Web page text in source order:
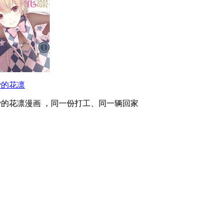
花凛
花凛漫画 ，同一份打工、同一辆回家